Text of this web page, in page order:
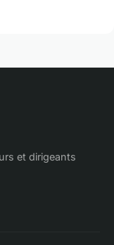
et dirigeants